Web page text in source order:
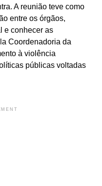
A reunião teve como
entre os órgãos,
e conhecer as
Coordenadoria da
à violência
públicas voltadas